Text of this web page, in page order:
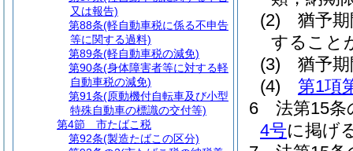
(2)
猶予
すること
(3)
猶予
(4)
第1項
6
法第15
4号に掲げ
又は報告)
第88条(軽自動車税に係る不申告
等に関する過料)
第89条(軽自動車税の減免)
第90条(身体障害者等に対する軽
自動車税の減免)
第91条(原動機付自転車及び小型
特殊自動車の標識の交付等)
第4節
市たばこ税
第92条(製造たばこの区分)